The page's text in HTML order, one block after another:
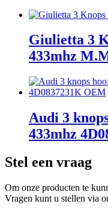
Giulietta 3
433mhz
Audi 3
433mhz
Stel een vraag
Om onze producten te
Vragen kunt u stellen via